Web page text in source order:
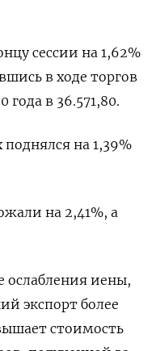
сессии на 1,62%
в ходе торгов
в 36.571,80.
на 1,39%
на 2,41%, а
ослабления иены,
экспорт более
стоимость